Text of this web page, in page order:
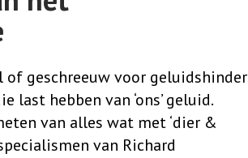
geschreeuw voor geluidshinder
last hebben van ‘ons’ geluid.
van alles wat met ‘dier &
van Richard